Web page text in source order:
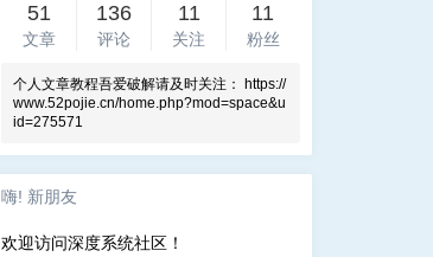
51
文章
136
评论
11
关注
11
粉丝
个人文章教程吾爱破解请及时关注： https://
www.52pojie.cn/home.php?mod=space&u
id=275571
嗨! 新朋友
欢迎访问深度系统社区！